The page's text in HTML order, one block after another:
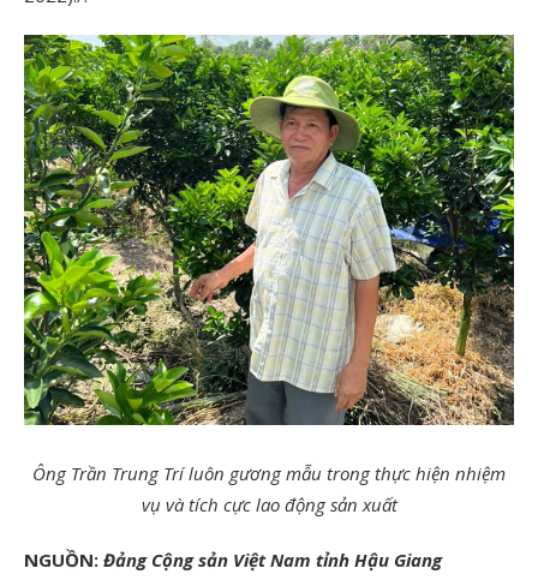
Ông Trần Trung Trí luôn gương mẫu trong thực hiện nhiệm
vụ và tích cực lao động sản xuất
NGUỒN: Đảng Cộng sản Việt Nam tỉnh Hậu Giang